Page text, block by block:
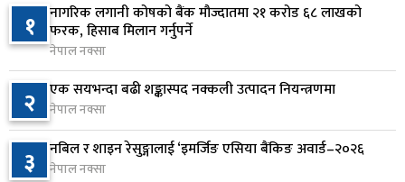
६
रूकुम पश्चिममा प्रहरीको गाडीले मोटरसाइकललाई
ठक्कर दिँदा किशोरको मृत्यु
२ दिन अघि
७
प्रतिनिधिसभा बैठक बस्दै , पाँच विधेयक र प्रतिवेदन
प्रस्तुत हुने
२ दिन अघि
१ नागरिक लगानी कोषको बैंक मौज्दातमा २१ करोड ६८ लाखको
फरक, हिसाब मिलान गर्नुपर्ने
नेपाल नक्सा
२ एक सयभन्दा बढी शङ्कास्पद नक्कली उत्पादन नियन्त्रणमा
नेपाल नक्सा
३ नबिल र शाइन रेसुङ्गालाई ‘इमर्जिङ एसिया बैंकिङ अवार्ड–२०२६
नेपाल नक्सा